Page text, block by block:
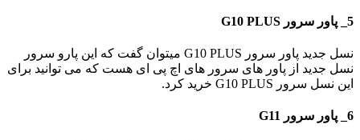
5_ پاور سرور G10 PLUS
نسل جدید پاور سرور G10 PLUS میتوان گفت که این پارو سرور
نسل جدید از پاور های سرور های اچ پی ای هست که می توانید برای
این نسل سرور G10 PLUS خرید کرد.
6_ پاور سرور G11